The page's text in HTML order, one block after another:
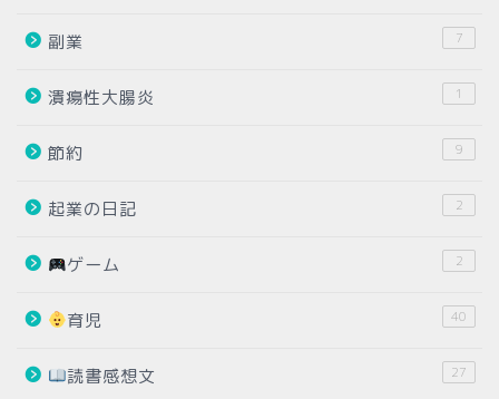
副業 7
潰瘍性大腸炎 1
節約 9
起業の日記 2
ゲーム 2
育児 40
読書感想文 27